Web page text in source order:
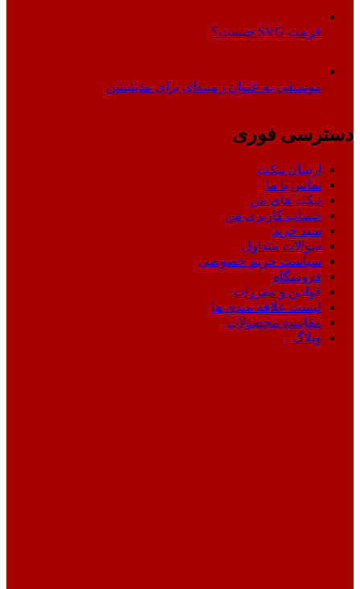
فرمت SVG چیست؟
موسیقی به عنوان زمینه‌ای برای مدیتیشن
دسترسی فوری
ارسال تیکت
تماس با ما
تیکت های من
حساب کاربری من
سبد خرید
سوالات متداول
سیاست حریم خصوصی
فروشگاه
قوانین و مقررات
لیست علاقه مندی ها
مقایسه محصولات
وبلاگ